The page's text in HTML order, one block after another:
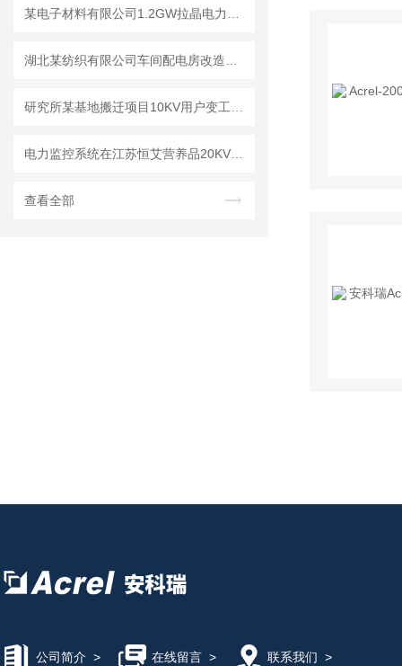
查看全部
公司简介 > 在线留言> 联系我们 >